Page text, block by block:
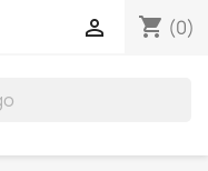
shopping_cart (0)
